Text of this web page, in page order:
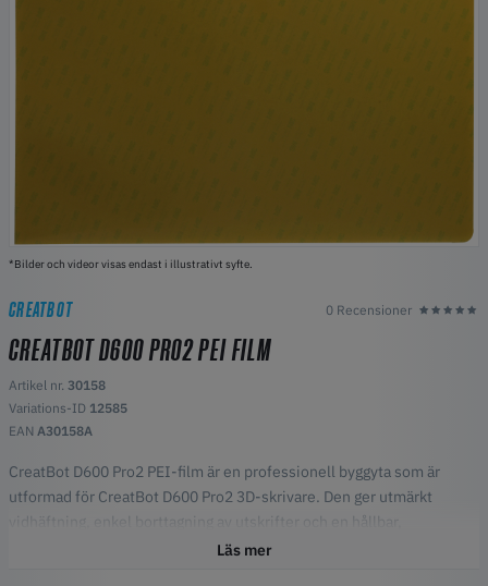
*Bilder och videor visas endast i illustrativt syfte.
CREATBOT 0 Recensioner
CREATBOT D600 PRO2 PEI FILM
Artikel nr. 30158
Variations-ID 12585
EAN A30158A
CreatBot D600 Pro2 PEI-film är en professionell byggyta som är
utformad för CreatBot D600 Pro2 3D-skrivare. Den ger utmärkt
vidhäftning, enkel borttagning av utskrifter och en hållbar,
värmebeständig PEI-yta för pålitlig och högkvalitativ utskrift.
Läs mer